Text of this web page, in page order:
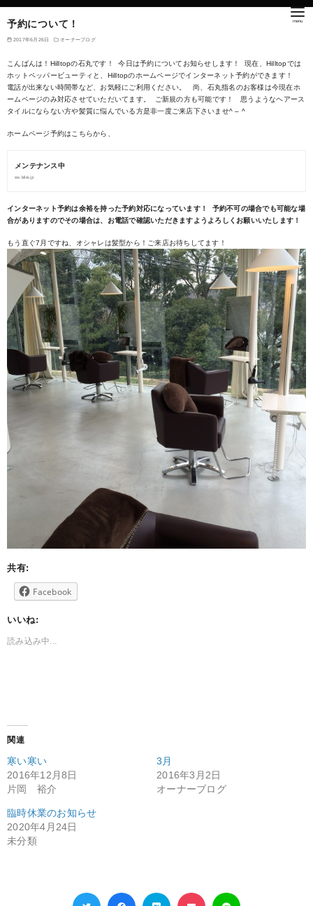
予約について！
2017年6月26日 オーナーブログ
こんばんは！Hilltopの石丸です！ 今日は予約についてお知らせします！ 現在、Hilltopでは
ホットペッパービューティと、Hilltopのホームページでインターネット予約ができます！
電話が出来ない時間帯など、お気軽にご利用ください。 尚、石丸指名のお客様は今現在ホ
ームページのみ対応させていただいてます。 ご新規の方も可能です！ 思うようなヘアース
タイルにならない方や髪質に悩んでいる方是非一度ご来店下さいませ^ – ^
ホームページ予約はこちらから、
メンテナンス中
ws.bilei.jp
インターネット予約は余裕を持った予約対応になっています！ 予約不可の場合でも可能な場
合がありますのでその場合は、お電話で確認いただきますようよろしくお願いいたします！
もう直ぐ7月ですね、オシャレは髪型から！ご来店お待ちしてます！
共有:
Facebook
いいね:
読み込み中...
関連
寒い寒い
2016年12月8日
片岡 裕介
3月
2016年3月2日
オーナーブログ
臨時休業のお知らせ
2020年4月24日
未分類